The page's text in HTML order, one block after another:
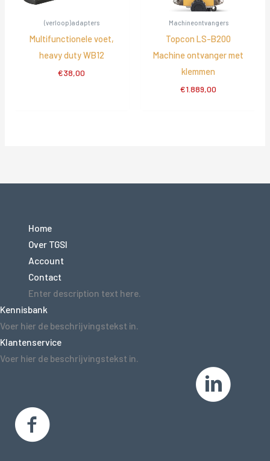
(verloop)adapters
Multifunctionele voet,
heavy duty WB12
€38,00
Machineontvangers
Topcon LS-B200
Machine ontvanger met
klemmen
€1.889,00
Home
Over TGSI
Account
Contact
Enter description text here.
Kennisbank
Voer hier de beschrijvingstekst in.
Klantenservice
Voer hier de beschrijvingstekst in.